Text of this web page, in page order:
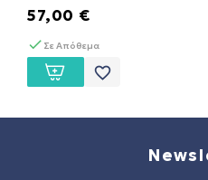
57,00 €
Σε Απόθεμα
favorite_border